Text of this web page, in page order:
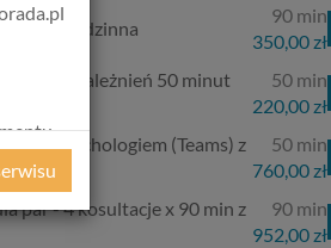
rodzinna
90 min
350,00 zł
Terapia uzależnień 50 minut
50 min
220,00 zł
z psychologiem (Teams) z
50 min
760,00 zł
par - 4 kosultacje x 90 min z
90 min
952,00 zł